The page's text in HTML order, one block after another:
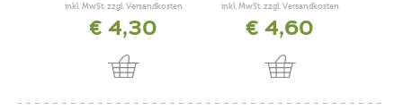
inkl. MwSt. zzgl. Versandkosten
€ 4,30
inkl. MwSt. zzgl. Versandkosten
€ 4,60